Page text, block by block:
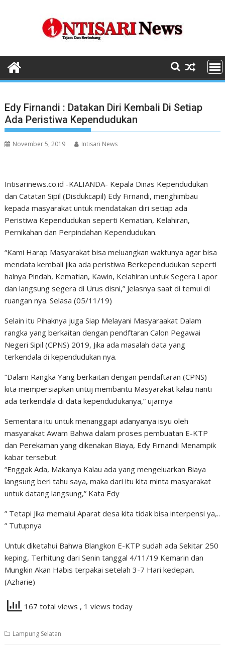
Edy Firnandi : Datakan Diri Kembali Di Setiap
Ada Peristiwa Kependudukan
November 5, 2019 Intisari News
Intisarinews.co.id -KALIANDA- Kepala Dinas Kependudukan
dan Catatan Sipil (Disdukcapil) Edy Firnandi, menghimbau
kepada masyarakat untuk mendatakan diri setiap ada
Peristiwa Kependudukan seperti Kematian, Kelahiran,
Pernikahan dan Perpindahan Kependudukan.
“Kami Harap Masyarakat bisa meluangkan waktunya agar bisa
mendata kembali jika ada peristiwa Berkependudukan seperti
halnya Pindah, Kematian, Kawin, Kelahiran untuk Segera Lapor
dan langsung segera di Urus disni,” Jelasnya saat di temui di
ruangan nya. Selasa (05/11/19)
Selain itu Pihaknya juga Siap Melayani Masyaraakat Dalam
rangka yang berkaitan dengan pendftaran Calon Pegawai
Negeri Sipil (CPNS) 2019, Jika ada masalah data yang
terkendala di kependudukan nya.
“Dalam Rangka Yang berkaitan dengan pendaftaran (CPNS)
kita mempersiapkan untuj membantu Masyarakat kalau nanti
ada terkendala di data kependudukanya,” ujarnya
Sementara itu untuk menanggapi adanyanya isyu oleh
masyarakat Awam Bahwa dalam proses pembuatan E-KTP
dan Perekaman yang dikenakan Biaya, Edy Firnandi Menampik
kabar tersebut.
“Enggak Ada, Makanya Kalau ada yang mengeluarkan Biaya
langsung beri tahu saya, maka dari itu kita minta masyarakat
untuk datang langsung,” Kata Edy
” Tetapi Jika memalui Aparat desa kita tidak bisa interpensi ya,..
” Tutupnya
Untuk diketahui Bahwa Blangkon E-KTP sudah ada Sekitar 250
keping, Terhitung dari Senin tanggal 4/11/19 Kemarin dan
Mungkin Akan Habis terpakai setelah 3-7 Hari kedepan.
(Azharie)
167 total views , 1 views today
Lampung Selatan